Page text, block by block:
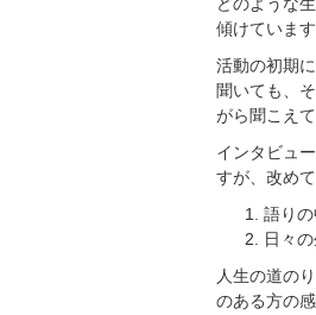
傾けています
活動の初期
聞いても、
がら聞こえ
インタビュ
すが、改め
語りの
日々
人生の道の
のある方の